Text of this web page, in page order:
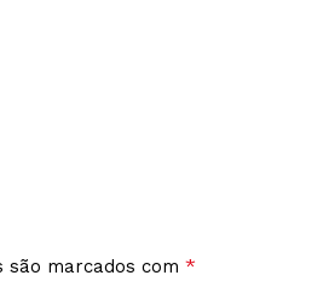
são marcados com *